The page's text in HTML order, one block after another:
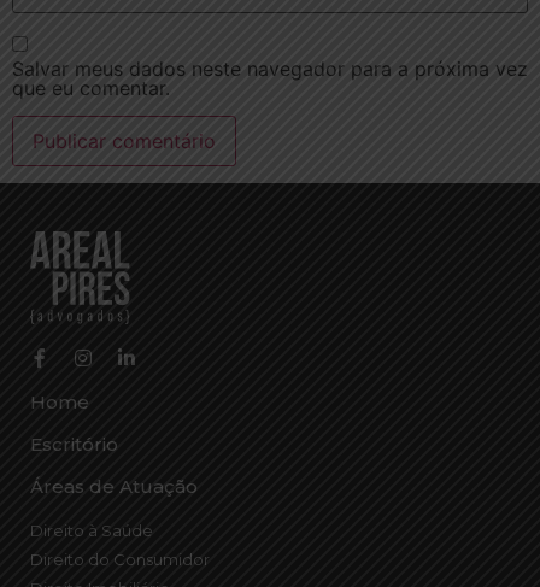
Salvar meus dados neste navegador para a próxima vez
que eu comentar.
Home
Escritório
Áreas de Atuação
Direito à Saúde
Direito do Consumidor